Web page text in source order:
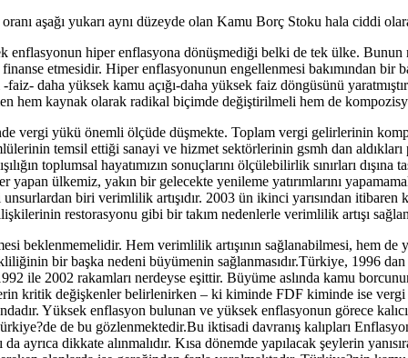
aşağı yukarı aynı düzeyde olan Kamu Borç Stoku hala ciddi
enflasyonun hiper enflasyona dönüşmediği belki de tek ülke.
etmesidir. Hiper enflasyonunun engellenmesi bakımından bir
daha yüksek kamu açığı-daha yüksek faiz döngüsünü
hem kaynak olarak radikal biçimde değiştirilmeli hem de
vergi yükü önemli ölçüde düşmekte. Toplam vergi gelirlerinin
temsil ettiği sanayi ve hizmet sektörlerinin gsmh dan aldıkları
toplumsal hayatımızın sonuçlarını ölçülebilirlik sınırları dışına
ülkemiz, yakın bir gelecekte yenileme yatırımlarını
biri verimlilik artışıdır. 2003 ün ikinci yarısından itibaren
restorasyonu gibi bir takım nedenlerle verimlilik artışı
beklenmemelidir. Hem verimlilik artışının sağlanabilmesi, hem
bir başka nedeni büyümenin sağlanmasıdır.Türkiye, 1996
ile 2002 rakamları nerdeyse eşittir. Büyüme aslında kamu
kritik değişkenler belirlenirken – ki kiminde FDF kiminde ise
Yüksek enflasyon bulunan ve yüksek enflasyonun görece
de bu gözlenmektedir.Bu iktisadi davranış kalıpları
ayrıca dikkate alınmalıdır. Kısa dönemde yapılacak şeylerin